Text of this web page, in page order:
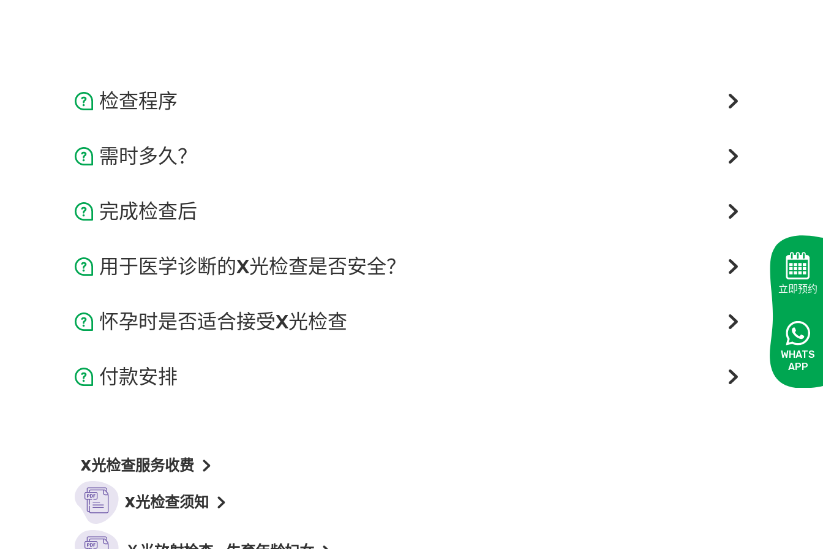
立即预约
WHATS
APP
检查程序
在检查床上或站立在一块平板前，放射师会帮助及指导摆位，
要，放射师可能会要求重新摆放体位，以从不同角度获取更多
影像。
需时多久？
完成检查后
用于医学诊断的X光检查是否安全？
胸肺X光诊断为例，只涉及0.02至0.04毫希X光，一般被视为安全水平。
怀孕时是否适合接受X光检查
盆骨部位的 X 光检查，除非该检查经医生衡量为必须进行。只要进行检查时做足防护措施，女性在怀孕期仍可接受远离胎儿部位，如
付款安排
X光检查服务收费
X光检查须知